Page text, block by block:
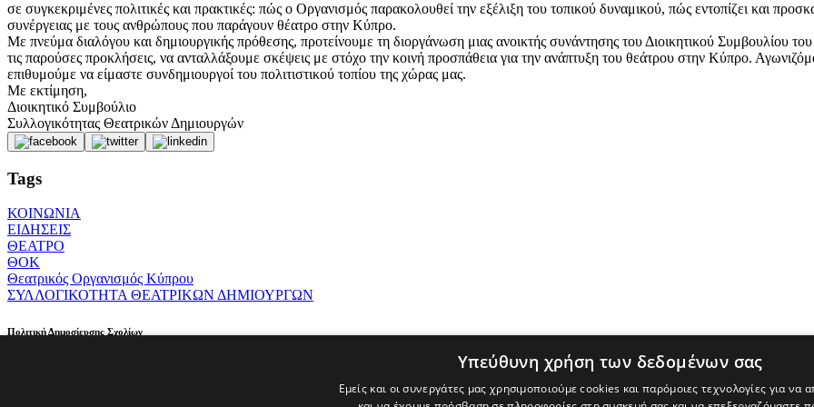
σε συγκεκριμένες πολιτικές και πρακτικές: πώς ο Οργανισμός παρακολουθεί την εξέλιξη του τοπικού δυναμικού, πώς εντοπίζει και
συνέργειας με τους ανθρώπους που παράγουν θέατρο στην Κύπρο.
Με πνεύμα διαλόγου και δημιουργικής πρόθεσης, προτείνουμε τη διοργάνωση μιας ανοικτής συνάντησης του Διοικητικού Συμβουλίου
τις παρούσες προκλήσεις, να ανταλλάξουμε σκέψεις με στόχο την κοινή προσπάθεια για την ανάπτυξη του θεάτρου στην Κύπρο.
επιθυμούμε να είμαστε συνδημιουργοί του πολιτιστικού τοπίου της χώρας μας.
Με εκτίμηση,
Διοικητικό Συμβούλιο
Συλλογικότητας Θεατρικών Δημιουργών
Tags
ΚΟΙΝΩΝΙΑ
ΕΙΔΗΣΕΙΣ
ΘΕΑΤΡΟ
ΘΟΚ
Θεατρικός Οργανισμός Κύπρου
ΣΥΛΛΟΓΙΚΟΤΗΤΑ ΘΕΑΤΡΙΚΩΝ ΔΗΜΙΟΥΡΓΩΝ
Πολιτική Δημοσίευσης Σχολίων
Οι ιδιοκτήτες της ιστοσελίδας parathyro.politis.com.cy διατηρούν το δικαίωμα να αφαιρούν σχόλια αναγνωστών, δυσφημιστικού και/ή
υποκινούν το μίσος/τον ρατσισμό ή που παραβιάζουν οποιαδήποτε άλλη νομοθεσία. Οι συντάκτες των σχολίων αυτών ευθύνονται
σχολίου, το οποίο αφαιρείται, θεωρεί ότι έχει στοιχεία που αποδεικνύουν το αληθές του περιεχομένου του, μπορεί να τα αποστείλει
Υπεύθυνη χρήση των δεδομένων σας
Εμείς και οι συνεργάτες μας χρησιμοποιούμε cookies και παρόμοιες τεχνολογίες για να